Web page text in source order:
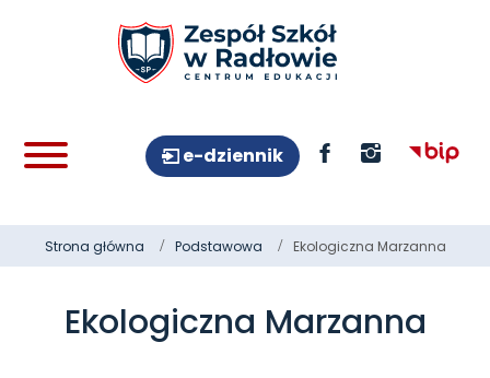
e-dziennik
Strona główna Podstawowa Ekologiczna Marzanna
Ekologiczna Marzanna